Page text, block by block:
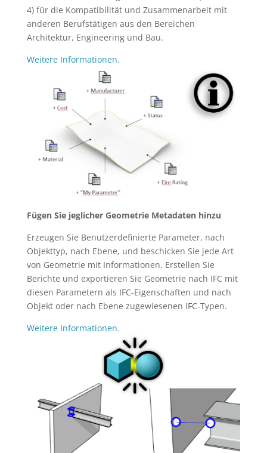
4) für die Kompatibilität und Zusammenarbeit mit
anderen Berufstätigen aus den Bereichen
Architektur, Engineering und Bau.
Weitere Informationen.
Fügen Sie jeglicher Geometrie Metadaten hinzu
Erzeugen Sie Benutzerdefinierte Parameter, nach
Objekttyp, nach Ebene, und beschicken Sie jede Art
von Geometrie mit Informationen. Erstellen Sie
Berichte und exportieren Sie Geometrie nach IFC mit
diesen Parametern als IFC-Eigenschaften und nach
Objekt oder nach Ebene zugewiesenen IFC-Typen.
Weitere Informationen.